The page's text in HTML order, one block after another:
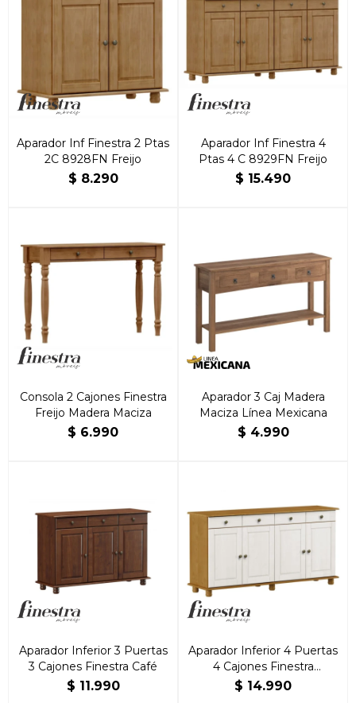
Aparador Inf Finestra 2 Ptas
2C 8928FN Freijo
$ 8.290
Aparador Inf Finestra 4
Ptas 4 C 8929FN Freijo
$ 15.490
Consola 2 Cajones Finestra
Freijo Madera Maciza
$ 6.990
Aparador 3 Caj Madera
Maciza Línea Mexicana
$ 4.990
Aparador Inferior 3 Puertas
3 Cajones Finestra Café
$ 11.990
Aparador Inferior 4 Puertas
4 Cajones Finestra
Roble/Blanco
$ 14.990